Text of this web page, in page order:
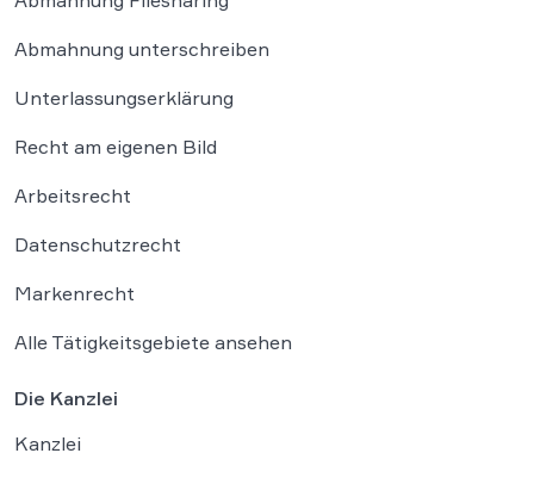
Abmahnung unterschreiben
Unterlassungserklärung
Recht am eigenen Bild
Arbeitsrecht
Datenschutzrecht
Markenrecht
Alle Tätigkeitsgebiete ansehen
Die Kanzlei
Kanzlei